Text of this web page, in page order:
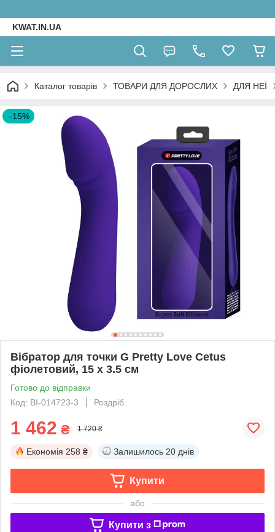
KWAT.IN.UA
Каталог товарів ТОВАРИ ДЛЯ ДОРОСЛИХ ДЛЯ НЕЇ
–15%
Вібратор для точки G Pretty Love Cetus
фіолетовий, 15 х 3.5 см
Готово до відправки
Код: BI-014723-3
Роздріб
1 462 ₴ 1 720 ₴
Економія 258 ₴ Залишилось 20 днів
Купити
або
Купити з